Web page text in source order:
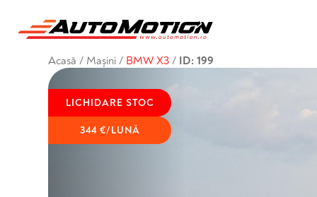
Acasă / Mașini / BMW X3 / ID: 199
LICHIDARE STOC
344 €/LUNĂ